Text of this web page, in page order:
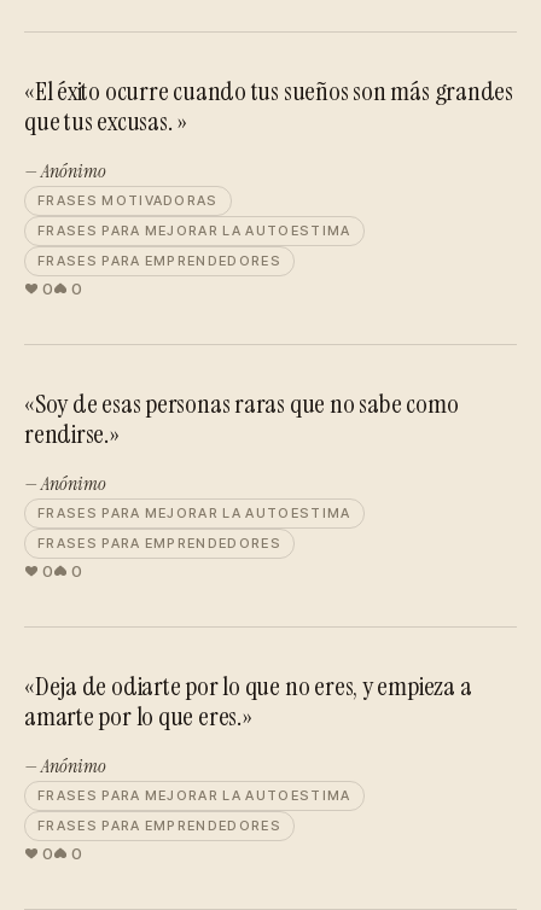
«El éxito ocurre cuando tus sueños son más grandes
que tus excusas. »
— Anónimo
FRASES MOTIVADORAS
FRASES PARA MEJORAR LA AUTOESTIMA
FRASES PARA EMPRENDEDORES
0 0
«Soy de esas personas raras que no sabe como
rendirse.»
— Anónimo
FRASES PARA MEJORAR LA AUTOESTIMA
FRASES PARA EMPRENDEDORES
0 0
«Deja de odiarte por lo que no eres, y empieza a
amarte por lo que eres.»
— Anónimo
FRASES PARA MEJORAR LA AUTOESTIMA
FRASES PARA EMPRENDEDORES
0 0